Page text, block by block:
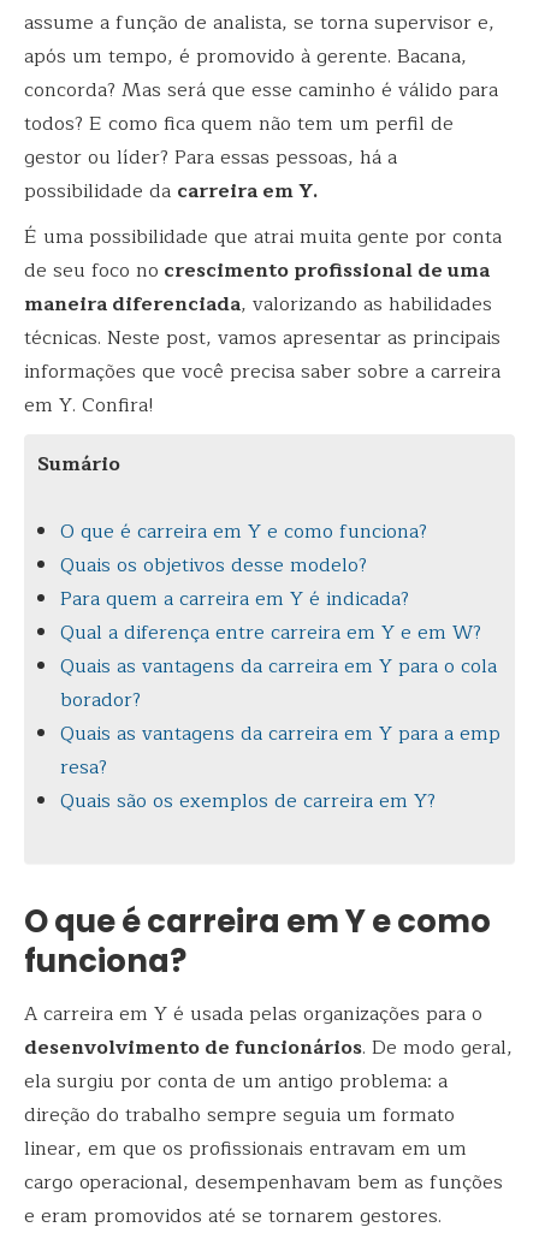
assume a função de analista, se torna supervisor e,
após um tempo, é promovido à gerente. Bacana,
concorda? Mas será que esse caminho é válido para
todos? E como fica quem não tem um perfil de
gestor ou líder? Para essas pessoas, há a
possibilidade da carreira em Y.
É uma possibilidade que atrai muita gente por conta
de seu foco no crescimento profissional de uma
maneira diferenciada, valorizando as habilidades
técnicas. Neste post, vamos apresentar as principais
informações que você precisa saber sobre a carreira
em Y. Confira!
Sumário
O que é carreira em Y e como funciona?
Quais os objetivos desse modelo?
Para quem a carreira em Y é indicada?
Qual a diferença entre carreira em Y e em W?
Quais as vantagens da carreira em Y para o cola
borador?
Quais as vantagens da carreira em Y para a emp
resa?
Quais são os exemplos de carreira em Y?
O que é carreira em Y e como
funciona?
A carreira em Y é usada pelas organizações para o
desenvolvimento de funcionários. De modo geral,
ela surgiu por conta de um antigo problema: a
direção do trabalho sempre seguia um formato
linear, em que os profissionais entravam em um
cargo operacional, desempenhavam bem as funções
e eram promovidos até se tornarem gestores.